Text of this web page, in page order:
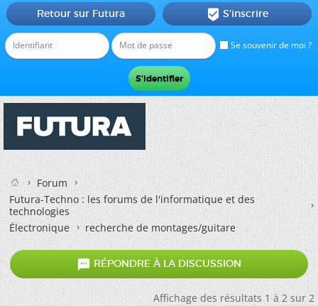
Se souvenir de moi ?
Retour sur Futura  S'inscrire
Forum
Futura-Techno : les forums de l'informatique et des
technologies
Électronique
recherche de montages/guitare
 RÉPONDRE À LA DISCUSSION
Affichage des résultats 1 à 2 sur 2